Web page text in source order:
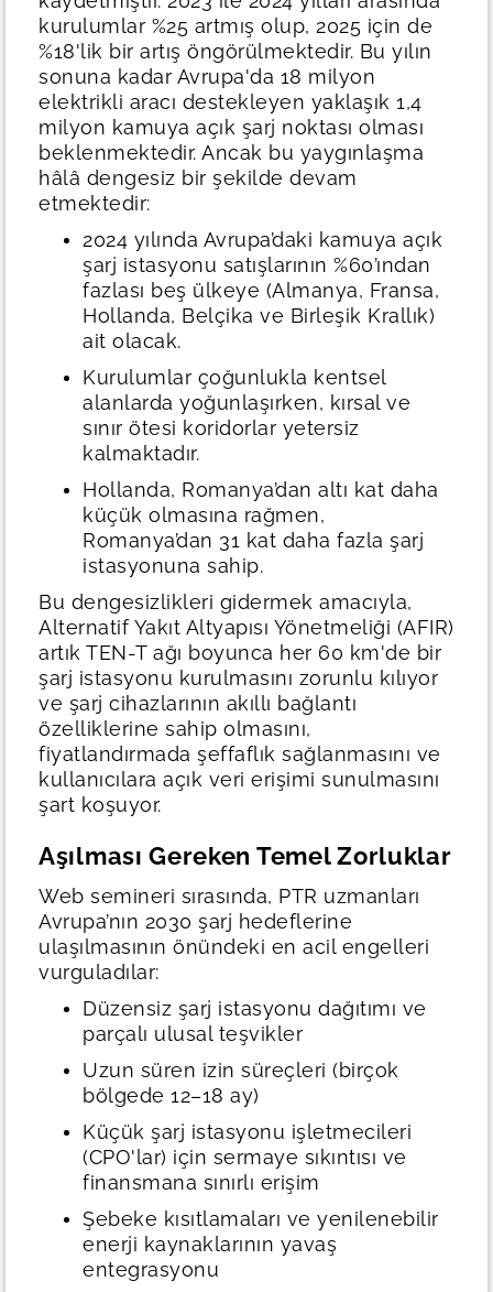
kurulumlar %25 artmış olup, 2025 için de
%18'lik bir artış öngörülmektedir. Bu yılın
sonuna kadar Avrupa'da 18 milyon
elektrikli aracı destekleyen yaklaşık 1,4
milyon kamuya açık şarj noktası olması
beklenmektedir. Ancak bu yaygınlaşma
hâlâ dengesiz bir şekilde devam
etmektedir:
2024 yılında Avrupa’daki kamuya açık
şarj istasyonu satışlarının %60’ından
fazlası beş ülkeye (Almanya, Fransa,
Hollanda, Belçika ve Birleşik Krallık)
ait olacak.
Kurulumlar çoğunlukla kentsel
alanlarda yoğunlaşırken, kırsal ve
sınır ötesi koridorlar yetersiz
kalmaktadır.
Hollanda, Romanya’dan altı kat daha
küçük olmasına rağmen,
Romanya’dan 31 kat daha fazla şarj
istasyonuna sahip.
Bu dengesizlikleri gidermek amacıyla,
Alternatif Yakıt Altyapısı Yönetmeliği (AFIR)
artık TEN-T ağı boyunca her 60 km'de bir
şarj istasyonu kurulmasını zorunlu kılıyor
ve şarj cihazlarının akıllı bağlantı
özelliklerine sahip olmasını,
fiyatlandırmada şeffaflık sağlanmasını ve
kullanıcılara açık veri erişimi sunulmasını
şart koşuyor.
Aşılması Gereken Temel Zorluklar
Web semineri sırasında, PTR uzmanları
Avrupa’nın 2030 şarj hedeflerine
ulaşılmasının önündeki en acil engelleri
vurguladılar:
Düzensiz şarj istasyonu dağıtımı ve
parçalı ulusal teşvikler
Uzun süren izin süreçleri (birçok
bölgede 12–18 ay)
Küçük şarj istasyonu işletmecileri
(CPO'lar) için sermaye sıkıntısı ve
finansmana sınırlı erişim
Şebeke kısıtlamaları ve yenilenebilir
enerji kaynaklarının yavaş
entegrasyonu